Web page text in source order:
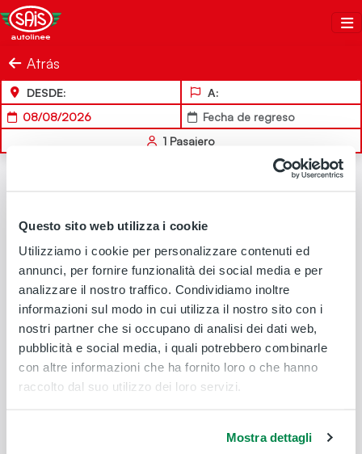
Questo sito web utilizza i cookie
Utilizziamo i cookie per personalizzare contenuti ed
annunci, per fornire funzionalità dei social media e per
analizzare il nostro traffico. Condividiamo inoltre
informazioni sul modo in cui utilizza il nostro sito con i
nostri partner che si occupano di analisi dei dati web,
pubblicità e social media, i quali potrebbero combinarle
con altre informazioni che ha fornito loro o che hanno
raccolto dal suo utilizzo dei loro servizi.
Mostra dettagli
Salta al contenuto
Sais Autolinee
Atrás
DESDE:
A:
08/08/2026
Fecha de regreso
1 Pasajero